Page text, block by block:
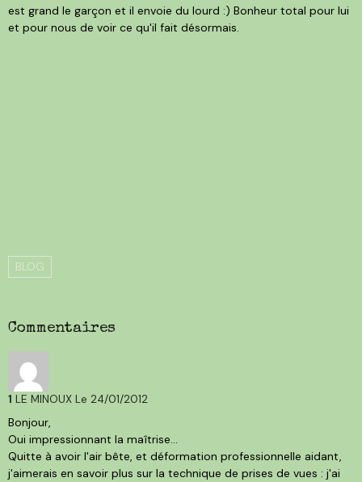
est grand le garçon et il envoie du lourd :) Bonheur total pour lui
et pour nous de voir ce qu'il fait désormais.
BLOG
Commentaires
1 LE MINOUX Le 24/01/2012
Bonjour,
Oui impressionnant la maîtrise...
Quitte à avoir l'air bête, et déformation professionnelle aidant,
j'aimerais en savoir plus sur la technique de prises de vues : j'ai